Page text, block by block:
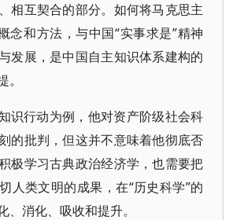
相互契合的部分。如何将马克思主
念和方法，与中国“实事求是”精神
发展，是中国自主知识体系建构的
识行动为例，他对资产阶级社会科
的批判，但这并不意味着他彻底否
极学习古典政治经济学，也需要把
人类文明的成果，在“历史科学”的
、消化、吸收和提升。